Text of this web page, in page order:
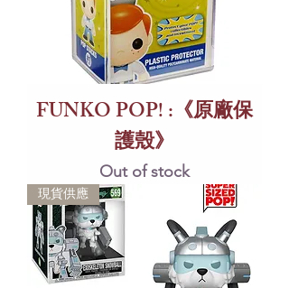
FUNKO POP! :《原廠保
護殼》
Out of stock
現貨供應